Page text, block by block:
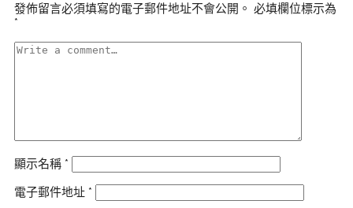
發佈留言必須填寫的電子郵件地址不會公開。 必填欄位標示為
*
顯示名稱 *
電子郵件地址 *